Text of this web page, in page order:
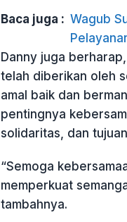
Baca juga : Wagub
Danny juga
telah diberikan oleh
amal baik dan
pentingnya
solidaritas, dan
“Semoga
memperkuat
tambahnya.